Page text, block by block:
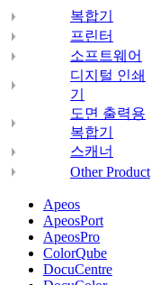
복합기
프린터
소프트웨어
디지털 인쇄
기
도면 출력용
복합기
스캐너
Other Product
Apeos
ApeosPort
ApeosPro
ColorQube
DocuCentre